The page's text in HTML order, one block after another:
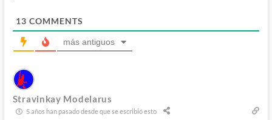
13 COMMENTS
más antiguos
Stravinkay Modelarus
5 años han pasado desde que se escribió esto